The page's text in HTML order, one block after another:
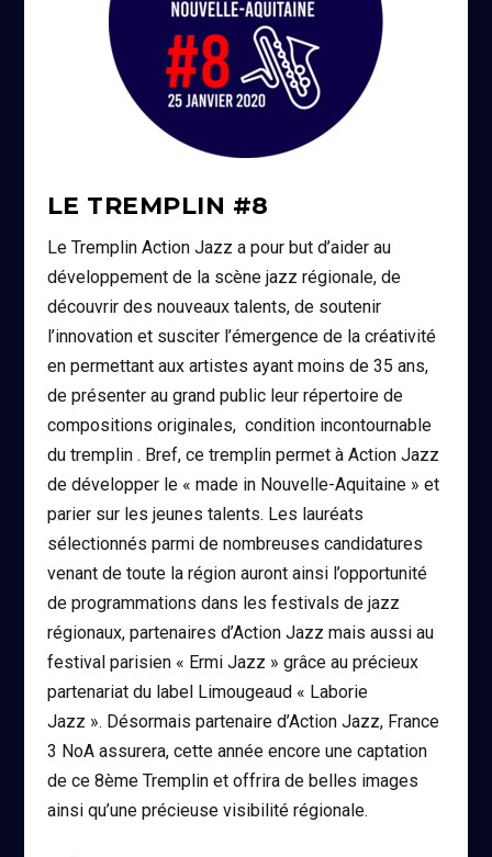
LE TREMPLIN #8
Le Tremplin Action Jazz a pour but d’aider au
développement de la scène jazz régionale, de
découvrir des nouveaux talents, de soutenir
l’innovation et susciter l’émergence de la créativité
en permettant aux artistes ayant moins de 35 ans,
de présenter au grand public leur répertoire de
compositions originales, condition incontournable
du tremplin . Bref, ce tremplin permet à Action Jazz
de développer le « made in Nouvelle-Aquitaine » et
parier sur les jeunes talents. Les lauréats
sélectionnés parmi de nombreuses candidatures
venant de toute la région auront ainsi l’opportunité
de programmations dans les festivals de jazz
régionaux, partenaires d’Action Jazz mais aussi au
festival parisien « Ermi Jazz » grâce au précieux
partenariat du label Limougeaud « Laborie
Jazz ». Désormais partenaire d’Action Jazz, France
3 NoA assurera, cette année encore une captation
de ce 8ème Tremplin et offrira de belles images
ainsi qu’une précieuse visibilité régionale.